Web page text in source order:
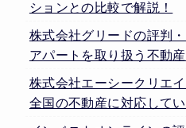
ションとの比較で解説！
株式会社グリードの評判
アパートを取り扱う不動
株式会社エーシークリエ
全国の不動産に対応して